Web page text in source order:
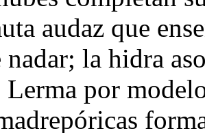
audaz que
nadar; la hidra
Lerma por